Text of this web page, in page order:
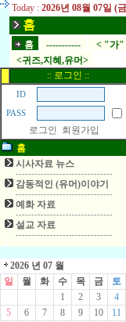
Today : 2026년 08월 07일 (
홈
홈 ----------- < "가"
<귀즈,지혜,유머>
:: 로그인 ::
ID
PASS
로그인
회원가입
홈
시사자료 뉴스
감동적인 (유머)이야기
예화 자료
설교 자료
2026 년 07 월
일
월 화 수 목 금
토
1
2 3
4
5
6 7 8 9 10
11